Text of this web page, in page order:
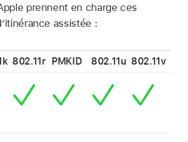
prennent en charge ces
assistée :
802.11r PMKID 802.11u 802.11v